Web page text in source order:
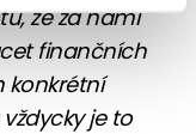
že za námi
finančních
konkrétní
je to